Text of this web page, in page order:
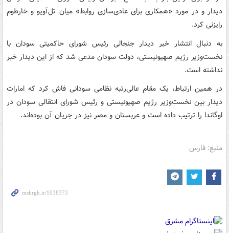
دیدار و در مورد «همکاری برای عادی‌سازی روابط» میان تل‌آویو و خارطوم
رایزنی کرد.
به دنبال انتشار خبر دیدار جنجالی رئیس شورای حاکمیتی سودان با
نخست‌وزیر رژیم صهیونیستی، دولت سودان مدعی شد که از این دیدار خبر
نداشته است.
در همین ارتباط،‌ یک مقام عالی‌رتبه نظامی سودانی فاش کرد که امارات
دیدار بین نخست‌وزیر رژیم صهیونیستی و رئیس شورای انتقالی سودان در
اوگاندا را ترتیب داده است و عربستان و مصر نیز در جریان آن بوده‌اند.
منبع: فارس